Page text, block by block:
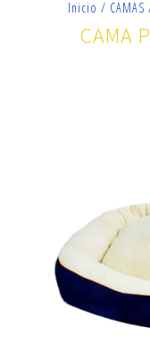
Inicio / CAMAS
CAMA